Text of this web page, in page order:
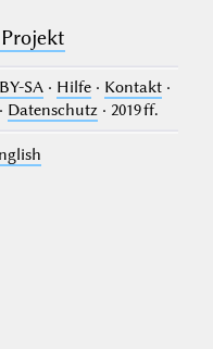
SA· Hilfe· Kontakt·
· Datenschutz· 2019 ff.